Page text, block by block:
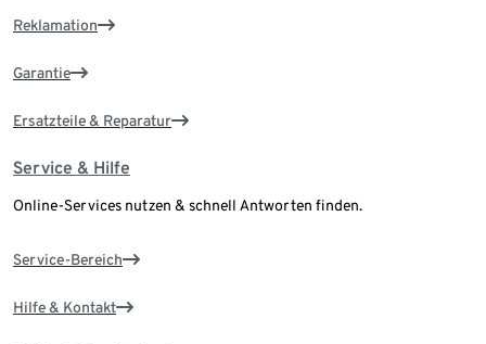
Reklamation
Garantie
Ersatzteile & Reparatur
Service & Hilfe
Online-Services nutzen & schnell Antworten finden.
Service-Bereich
Hilfe & Kontakt